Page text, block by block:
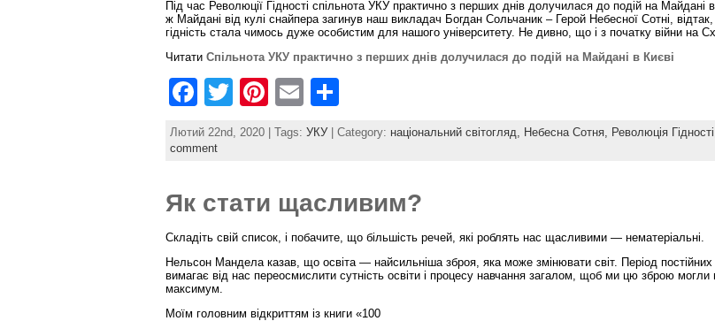
k
Під час Революції Гідності спільнота УКУ практично з перших днів долучилася до подій на Майдані
ж Майдані від кулі снайпера загинув наш викладач Богдан Сольчаник – Герой Небесної Сотні,
гідність стала чимось дуже особистим для нашого університету. Не дивно, що і з початку війни на
Читати Спільнота УКУ практично з перших днів долучилася до подій на Майдані в Києві
F
a
c
b
o
o
k
T
w
itt
Pi
nt
er
st
E
m h
ar
Лютий 22nd, 2020 | Tags: УКУ | Category: національний світогляд, Небесна Сотня, Революція
comment
Як стати щасливим?
Складіть свій список, і побачите, що більшість речей, які роблять нас щасливими — нематеріальні.
Нельсон Мандела казав, що освіта — найсильніша зброя, яка може змінювати світ. Період постійних
вимагає від нас переосмислити сутність освіти і процесу навчання загалом, щоб ми цю зброю могли
максимум.
Моїм головним відкриттям із книги «100